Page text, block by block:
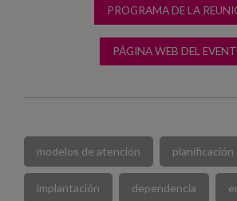
PROGRAMA DE LA
PÁGINA WEB DEL
modelos de atención planificación
implantación dependencia